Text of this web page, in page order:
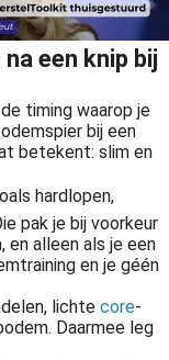
een knip bij
timing waarop je
bij een
betekent: slim en
hardlopen,
pak je bij voorkeur
en alleen als je een
en je géén
lichte core-
Daarmee leg